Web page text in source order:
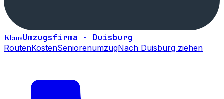
KlausUmzugsfirma · Duisburg
RoutenKostenSeniorenumzugNach Duisburg ziehen